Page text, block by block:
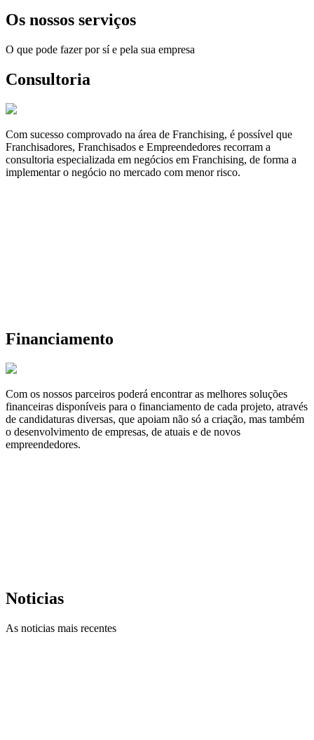
Os nossos serviços
O que pode fazer por sí e pela sua empresa
Consultoria
Com sucesso comprovado na área de Franchising, é possível que
Franchisadores, Franchisados e Empreendedores recorram a
consultoria especializada em negócios em Franchising, de forma a
implementar o negócio no mercado com menor risco.
Financiamento
Com os nossos parceiros poderá encontrar as melhores soluções
financeiras disponíveis para o financiamento de cada projeto, através
de candidaturas diversas, que apoiam não só a criação, mas também
o desenvolvimento de empresas, de atuais e de novos
empreendedores.
Noticias
As noticias mais recentes